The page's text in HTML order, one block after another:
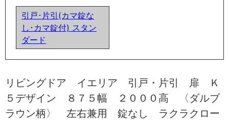
引戸･片引(カマ錠な
し･カマ錠付) スタン
ダード
リビングドア イエリア 引戸・片引 扉 Ｋ
５デザイン ８７５幅 ２０００高 〈ダルブ
ラウン柄〉 左右兼用 錠なし ラクラクロー